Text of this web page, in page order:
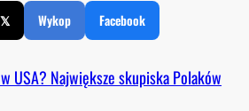
𝕏 Wykop Facebook
USA? Największe skupiska Polaków